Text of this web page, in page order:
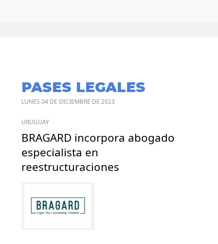
PASES LEGALES
LUNES 04 DE DICIEMBRE DE 2023
URUGUAY
BRAGARD incorpora abogado
especialista en
reestructuraciones